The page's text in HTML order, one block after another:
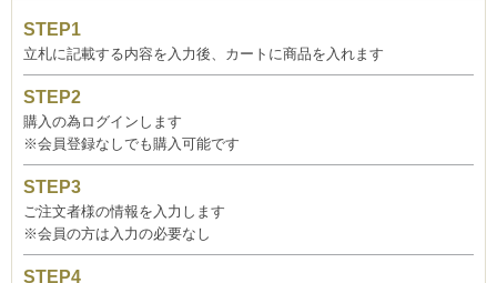
立札に記載する内容を入力後、カートに商品を入れます
購入の為ログインします
※会員登録なしでも購入可能です
ご注文者様の情報を入力します
※会員の方は入力の必要なし